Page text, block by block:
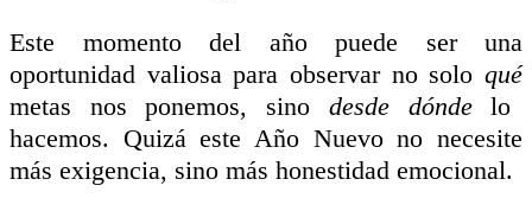
Este momento del año puede ser una
oportunidad valiosa para observar no solo qué
metas nos ponemos, sino desde dóndelo
hacemos. Quizá este Año Nuevo no necesite
más exigencia, sino más honestidad emocional.